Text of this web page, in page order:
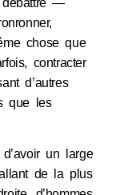
chose que
contracter
d’autres
que les
un large
de la plus